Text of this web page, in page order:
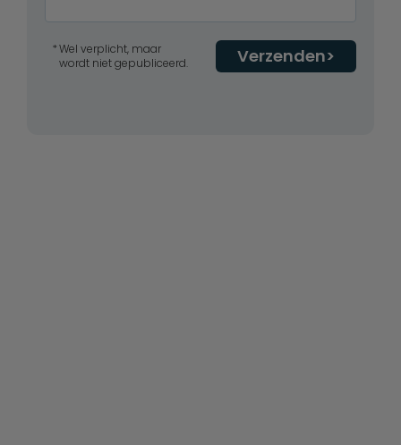
Verzenden
Wel verplicht, maar
wordt niet gepubliceerd.